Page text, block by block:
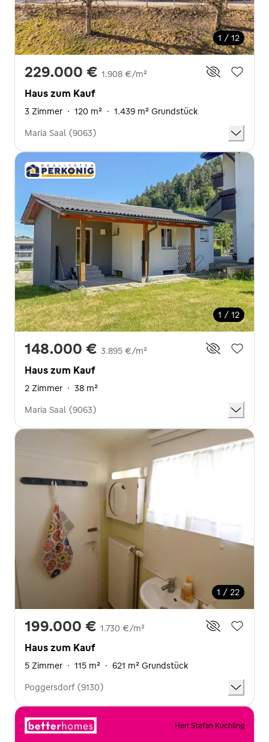
1 / 12
229.000 € 1.908 €/m²
Haus zum Kauf
3 Zimmer · 120 m² · 1.439 m² Grundstück
Maria Saal (9063)
1 / 12
148.000 € 3.895 €/m²
Haus zum Kauf
2 Zimmer · 38 m²
Maria Saal (9063)
1 / 22
199.000 € 1.730 €/m²
Haus zum Kauf
5 Zimmer · 115 m² · 621 m² Grundstück
Poggersdorf (9130)
Herr Stefan Kuchling